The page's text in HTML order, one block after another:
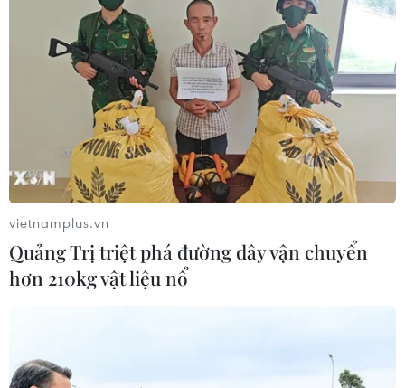
vietnamplus.vn
Quảng Trị triệt phá đường dây vận chuyển
hơn 210kg vật liệu nổ